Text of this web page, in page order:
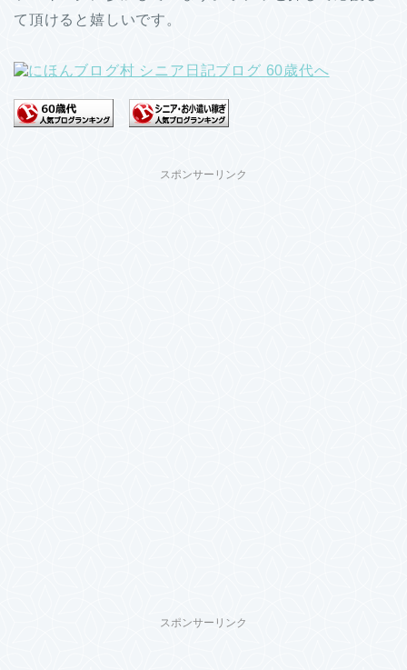
て頂けると嬉しいです。
スポンサーリンク
スポンサーリンク